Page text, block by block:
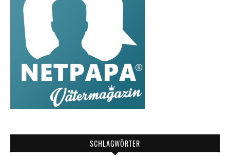
SCHLAGWÖRTER